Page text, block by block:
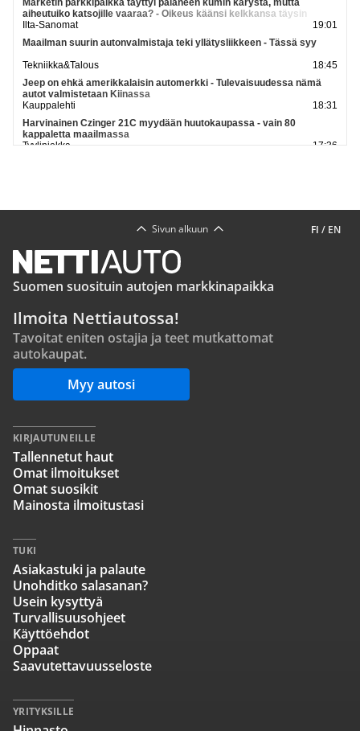
Marketin parkkipaikka täyttyi palaneen kumin kärystä, mutta
aiheutuiko katsojille vaaraa? - Oikeus käänsi kelkkansa täysin
Ilta-Sanomat
19:01
Maailman suurin autonvalmistaja teki yllätysliikkeen - Tässä syy
Tekniikka&Talous
18:45
Jeep on ehkä amerikkalaisin automerkki - Tulevaisuudessa nämä
autot valmistetaan Kiinassa
Kauppalehti
18:31
Harvinainen Czinger 21C myydään huutokaupassa - vain 80
kappaletta maailmassa
Tyyliniekka
17:36
FI / EN
Sivun alkuun
Suomen suosituin autojen markkinapaikka
Ilmoita Nettiautossa!
Tavoitat eniten ostajia ja teet mutkattomat
autokaupat.
Myy autosi
KIRJAUTUNEILLE
Tallennetut haut
Omat ilmoitukset
Omat suosikit
Mainosta ilmoitustasi
TUKI
Asiakastuki ja palaute
Unohditko salasanan?
Usein kysyttyä
Turvallisuusohjeet
Käyttöehdot
Oppaat
Saavutettavuusseloste
YRITYKSILLE